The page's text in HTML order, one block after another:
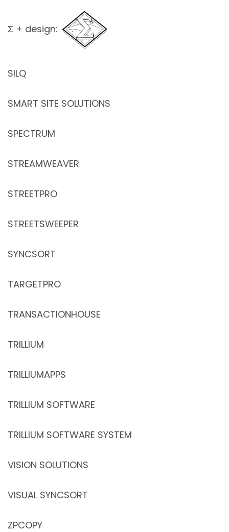
Ʃ + design:
SILQ
SMART SITE SOLUTIONS
SPECTRUM
STREAMWEAVER
STREETPRO
STREETSWEEPER
SYNCSORT
TARGETPRO
TRANSACTIONHOUSE
TRILLIUM
TRILLIUMAPPS
TRILLIUM SOFTWARE
TRILLIUM SOFTWARE SYSTEM
VISION SOLUTIONS
VISUAL SYNCSORT
ZPCOPY